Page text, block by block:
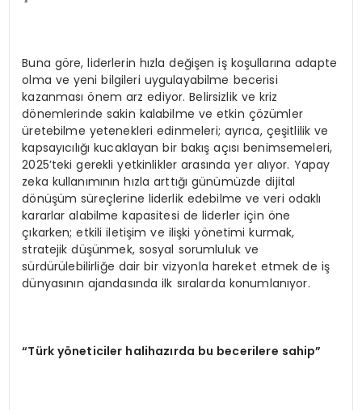
Buna göre, liderlerin hızla değişen iş koşullarına adapte
olma ve yeni bilgileri uygulayabilme becerisi
kazanması önem arz ediyor. Belirsizlik ve kriz
dönemlerinde sakin kalabilme ve etkin çözümler
üretebilme yetenekleri edinmeleri; ayrıca, çeşitlilik ve
kapsayıcılığı kucaklayan bir bakış açısı benimsemeleri,
2025’teki gerekli yetkinlikler arasında yer alıyor. Yapay
zeka kullanımının hızla arttığı günümüzde dijital
dönüşüm süreçlerine liderlik edebilme ve veri odaklı
kararlar alabilme kapasitesi de liderler için öne
çıkarken; etkili iletişim ve ilişki yönetimi kurmak,
stratejik düşünmek, sosyal sorumluluk ve
sürdürülebilirliğe dair bir vizyonla hareket etmek de iş
dünyasının ajandasında ilk sıralarda konumlanıyor.
“Türk yöneticiler halihazırda bu becerilere sahip”